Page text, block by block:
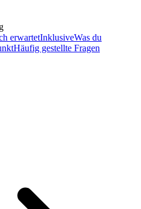
erwartetInklusiveWas du
Häufig gestellte Fragen